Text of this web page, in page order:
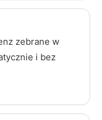
zebrane w
i bez